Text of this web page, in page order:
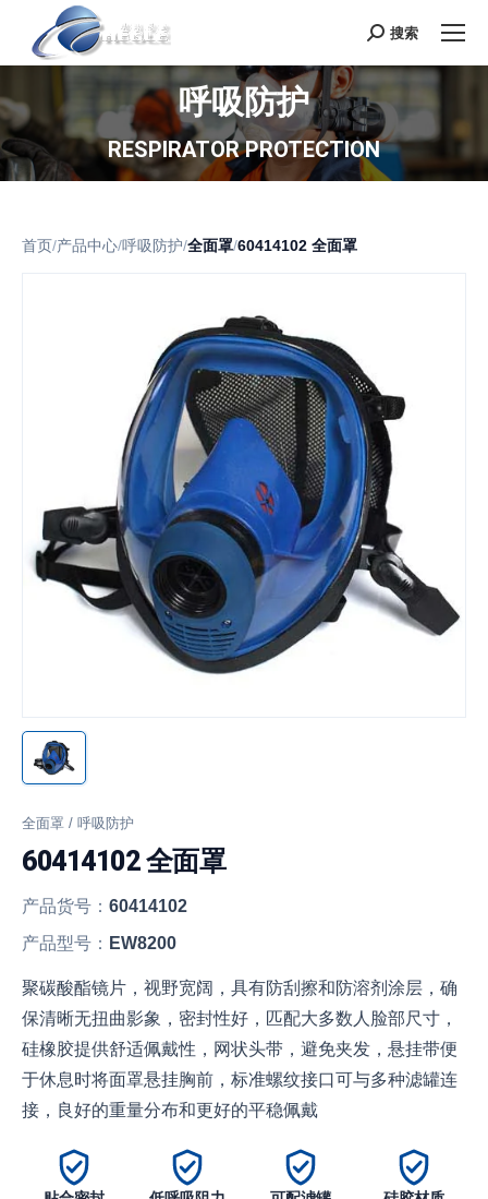
Search:
搜索
呼吸防护
RESPIRATOR PROTECTION
首页 /产品中心/呼吸防护/全面罩/60414102 全面罩
全面罩 / 呼吸防护
60414102 全面罩
产品货号： 60414102
产品型号： EW8200
聚碳酸酯镜片，视野宽阔，具有防刮擦和防溶剂涂层，确
保清晰无扭曲影象，密封性好，匹配大多数人脸部尺寸，
硅橡胶提供舒适佩戴性，网状头带，避免夹发，悬挂带便
于休息时将面罩悬挂胸前，标准螺纹接口可与多种滤罐连
接，良好的重量分布和更好的平稳佩戴